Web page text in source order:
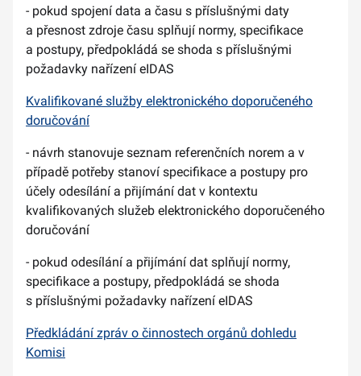
- pokud spojení data a času s příslušnými daty
a přesnost zdroje času splňují normy, specifikace
a postupy, předpokládá se shoda s příslušnými
požadavky nařízení eIDAS
Kvalifikované služby elektronického doporučeného
doručování
- návrh stanovuje seznam referenčních norem a v
případě potřeby stanoví specifikace a postupy pro
účely odesílání a přijímání dat v kontextu
kvalifikovaných služeb elektronického doporučeného
doručování
- pokud odesílání a přijímání dat splňují normy,
specifikace a postupy, předpokládá se shoda
s příslušnými požadavky nařízení eIDAS
Předkládání zpráv o činnostech orgánů dohledu
Komisi